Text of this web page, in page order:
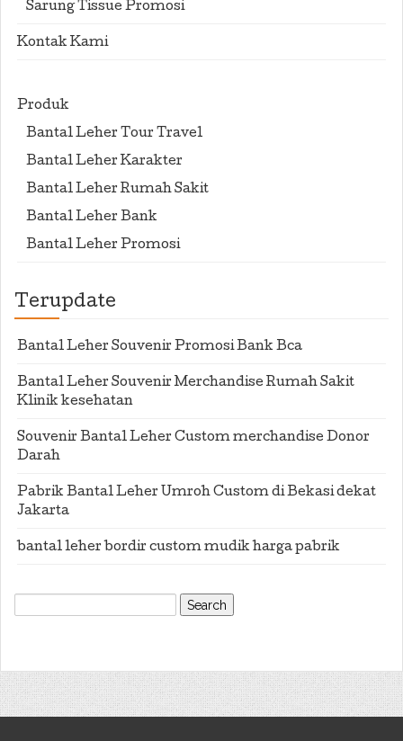
Sarung Tissue Promosi
Kontak Kami
Produk
Bantal Leher Tour Travel
Bantal Leher Karakter
Bantal Leher Rumah Sakit
Bantal Leher Bank
Bantal Leher Promosi
Terupdate
Bantal Leher Souvenir Promosi Bank Bca
Bantal Leher Souvenir Merchandise Rumah Sakit
Klinik kesehatan
Souvenir Bantal Leher Custom merchandise Donor
Darah
Pabrik Bantal Leher Umroh Custom di Bekasi dekat
Jakarta
bantal leher bordir custom mudik harga pabrik
Search
for: